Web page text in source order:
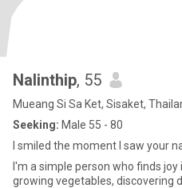
Nalinthip, 55
Mueang Si Sa Ket, Sisaket,
Seeking: Male 55 - 80
I smiled the moment I saw your
I'm a simple person who finds
growing vegetables, discovering